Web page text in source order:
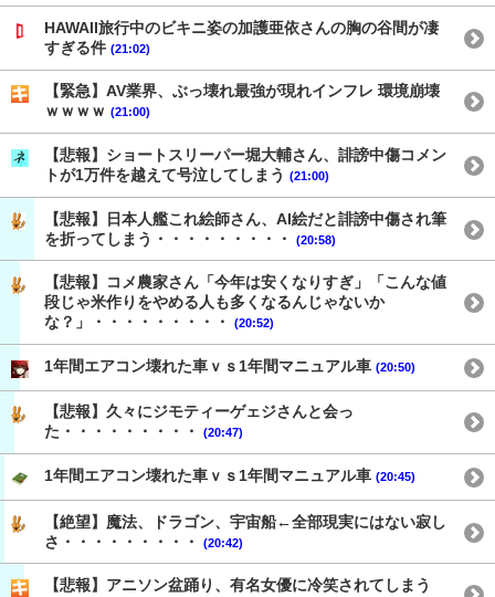
HAWAII旅行中のビキニ姿の加護亜依さんの胸の谷間が凄
すぎる件 (21:02)
【緊急】AV業界、ぶっ壊れ最強が現れインフレ 環境崩壊
ｗｗｗｗ (21:00)
【悲報】ショートスリーパー堀大輔さん、誹謗中傷コメン
トが1万件を越えて号泣してしまう (21:00)
【悲報】日本人艦これ絵師さん、AI絵だと誹謗中傷され筆
を折ってしまう・・・・・・・・・
(20:58)
【悲報】コメ農家さん「今年は安くなりすぎ」「こんな値
段じゃ米作りをやめる人も多くなるんじゃないか
な？」・・・・・・・・・
(20:52)
1年間エアコン壊れた車ｖｓ1年間マニュアル車 (20:50)
【悲報】久々にジモティーゲェジさんと会っ
た・・・・・・・・・
(20:47)
1年間エアコン壊れた車ｖｓ1年間マニュアル車 (20:45)
【絶望】魔法、ドラゴン、宇宙船←全部現実にはない寂し
さ・・・・・・・・・
(20:42)
【悲報】アニソン盆踊り、有名女優に冷笑されてしまう